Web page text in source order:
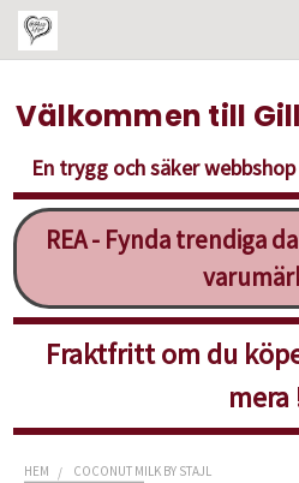
Välkommen till
En trygg och säker
REA - Fynda trendiga
Fraktfritt om du
mera
HEM COCONUT MILK BY STAJL